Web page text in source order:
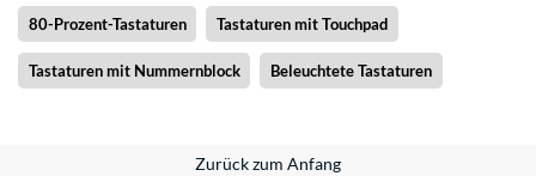
80-Prozent-Tastaturen Tastaturen mit Touchpad
Tastaturen mit Nummernblock Beleuchtete Tastaturen
Zurück zum Anfang